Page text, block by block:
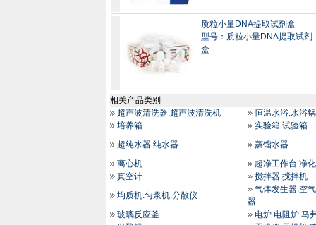
质粒小量DNA提取试剂盒
型号：质粒小量DNA提取试剂
盒
相关产品类别
超声波清洗器.超声波清洗机
恒温水浴.水浴锅
培养箱
实验箱.试验箱
超纯水器.纯水器
蒸馏水器
离心机
超净工作台.净
真空计
搅拌器.搅拌机
均质机.匀浆机.分散仪
气体发生器.空
器
玻璃反应釜
电炉.电阻炉.马